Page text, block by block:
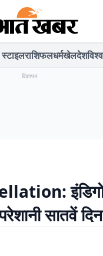
राशिफलधर्मखेलदेशविश्व
विज्ञापन
सातवें